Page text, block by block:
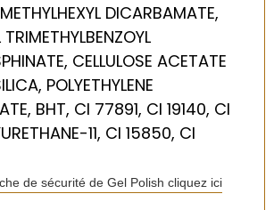
DICARBAMATE,
CELLULOSE ACETATE
POLYETHYLENE
BHT, CI 77891, CI 19140, CI
11, CI 15850, CI
de sécurité de Gel Polish cliquez ici